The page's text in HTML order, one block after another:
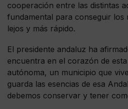
cooperación entre las distintas
fundamental para conseguir los
lejos y más rápido.
El presidente andaluz ha
encuentra en el corazón de
autónoma, un municipio que
guarda las esencias de esa
debemos conservar y tener